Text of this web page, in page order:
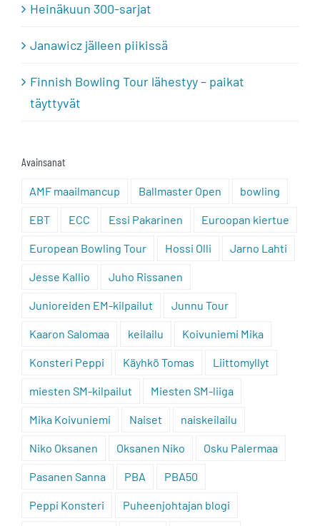
Heinäkuun 300-sarjat
Janawicz jälleen piikissä
Finnish Bowling Tour lähestyy – paikat
täyttyvät
Avainsanat
AMF maailmancup Ballmaster Open bowling
EBT ECC Essi Pakarinen Euroopan kiertue
European Bowling Tour Hossi Olli Jarno Lahti
Jesse Kallio Juho Rissanen
Junioreiden EM-kilpailut Junnu Tour
Kaaron Salomaa keilailu Koivuniemi Mika
Konsteri Peppi Käyhkö Tomas Liittomyllyt
miesten SM-kilpailut Miesten SM-liiga
Mika Koivuniemi Naiset naiskeilailu
Niko Oksanen Oksanen Niko Osku Palermaa
Pasanen Sanna PBA PBA50
Peppi Konsteri Puheenjohtajan blogi